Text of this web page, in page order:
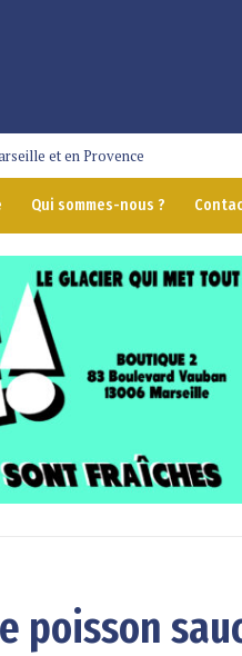
et en Provence
Qui sommes-nous ?
poisson